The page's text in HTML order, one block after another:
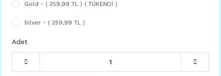
Gold - ( 259,99 TL ) ( TÜKENDİ )
Silver - ( 259,99 TL )
Adet